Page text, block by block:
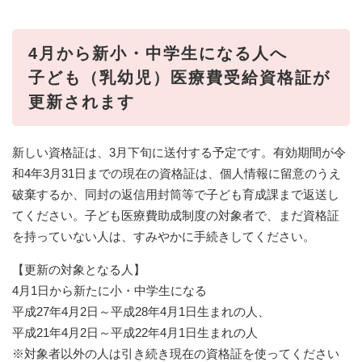
4月から新小・中学生になる人へ
子ども（乳幼児）医療費受給資格証が
更新されます
新しい資格証は、3月下旬に送付する予定です。有効期間が令
和4年3月31日までの現在の資格証は、個人情報に留意のうえ
破棄するか、同封の返信用封筒等で子ども育成課まで返送し
てください。子ども医療費助成制度の対象者で、まだ資格証
を持っていない人は、すみやかに手続きしてください。
【更新の対象となる人】
4月1日から新たに小・中学生になる
平成27年4月2日～平成28年4月1日生まれの人、
平成21年4月2日～平成22年4月1日生まれの人
※対象者以外の人は引き続き現在の資格証を使ってください